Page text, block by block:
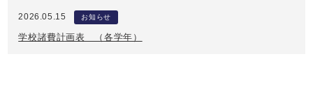
2026.05.15 お知らせ
学校諸費計画表 （各学年）